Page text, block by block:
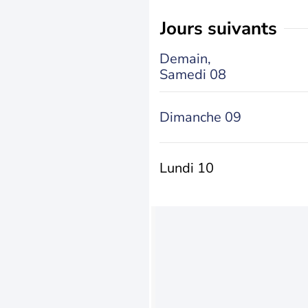
jours suivants
Demain,
Samedi 08
Dimanche 09
Lundi 10